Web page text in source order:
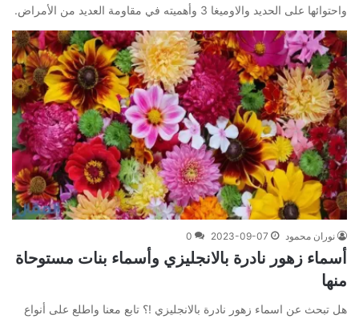
واحتوائها على الحديد والاوميغا 3 وأهميته في مقاومة العديد من الأمراض.
نوران محمود 2023-09-07
0
أسماء زهور نادرة بالانجليزي وأسماء بنات مستوحاة
منها
هل تبحث عن اسماء زهور نادرة بالانجليزي !؟ تابع معنا واطلع على أنواع